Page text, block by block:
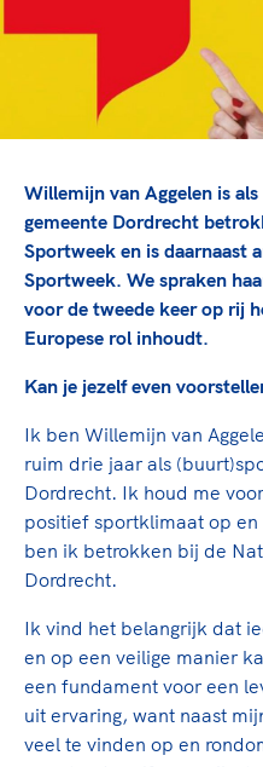
Sportakkoord II
TeamNL kids
Olympische geschiedenis
Nieuwspagina
Columns
Sport gaat niet
Sport verenigt. Op
een rondje fietsen, door
voor Sifan Hassan,
Groot en het
genieten van de
de halve marathon van
hockeywedstrijd van je
Diversiteit en inclusie
Gezonde sportomgeving
Duurzaamheid
Vitale clubs en
Sportmatch
Clubacties
Handboek Wet- en
Opleidingen en
High5 Stappenplan
Ruimte voor sport
Clubondersteuning
Beroepskrachten
Samen voor een
sportomgeving
Voor welk gedrag staat
Kennisaanbod TeamNL
TeamNL Sport Science
Olympische Spelen LA28
Paralympische Spelen
Europese Spelen
Maatschappelijke
Top
De TeamNL
ontwikkelprogramma
binnen TeamNL
bestuurders,
toekomstig kader.
Willemijn van Aggelen is
gemeente Dordrecht
Sportweek en is daarnaast
Sportweek. We spraken
voor de tweede keer op rij
Europese rol inhoudt.
Kan je jezelf even
Ik ben Willemijn van
ruim drie jaar als
Dordrecht. Ik houd me
positief sportklimaat op
ben ik betrokken bij de
Dordrecht.
Ik vind het belangrijk dat
en op een veilige manier
een fundament voor een
uit ervaring, want naast
veel te vinden op en